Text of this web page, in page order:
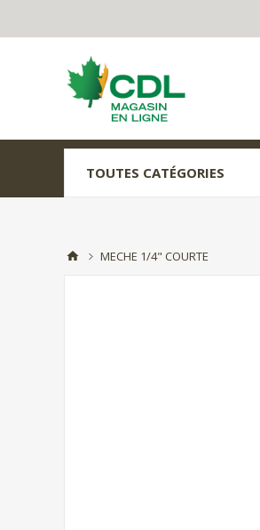
TOUTES CATÉGORIES
MECHE 1/4" COURTE